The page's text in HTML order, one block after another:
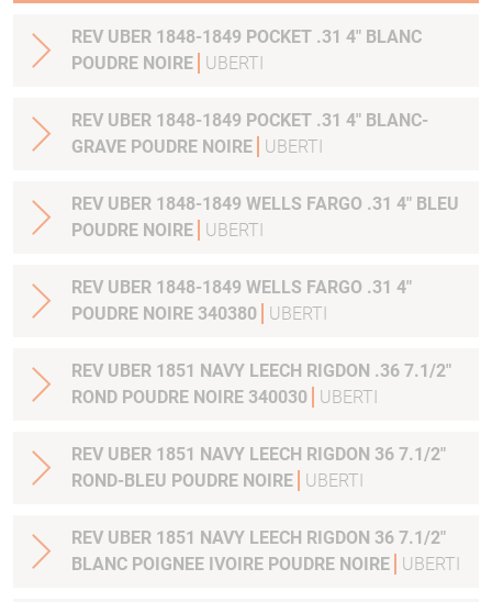
REV UBER 1848-1849 POCKET .31 4" BLANC
POUDRE NOIRE
UBERTI
REV UBER 1848-1849 POCKET .31 4" BLANC-
GRAVE POUDRE NOIRE
UBERTI
REV UBER 1848-1849 WELLS FARGO .31 4" BLEU
POUDRE NOIRE
UBERTI
REV UBER 1848-1849 WELLS FARGO .31 4"
POUDRE NOIRE 340380
UBERTI
REV UBER 1851 NAVY LEECH RIGDON .36 7.1/2"
ROND POUDRE NOIRE 340030
UBERTI
REV UBER 1851 NAVY LEECH RIGDON 36 7.1/2"
ROND-BLEU POUDRE NOIRE
UBERTI
REV UBER 1851 NAVY LEECH RIGDON 36 7.1/2"
BLANC POIGNEE IVOIRE POUDRE NOIRE
UBERTI